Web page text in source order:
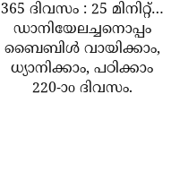
365 ദിവസം : 25 മിനിറ്റ്…
ഡാനിയേലച്ചനൊപ്പം
ബൈബിൾ വായിക്കാം,
ധ്യാനിക്കാം, പഠിക്കാം
220-ാo ദിവസം.